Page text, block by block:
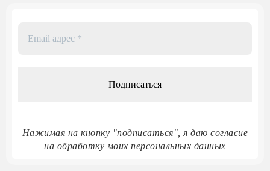
Нажимая на кнопку "подписаться", я даю согласие
на обработку моих персональных данных